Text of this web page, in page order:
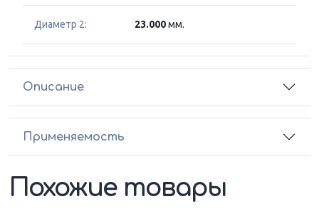
Диаметр 2: 23.000мм.
Описание
Применяемость
Похожие товары